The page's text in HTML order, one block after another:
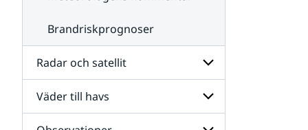
Brandriskprognoser
Radar och satellit
Undersidor
för
Radar
Väder till havs